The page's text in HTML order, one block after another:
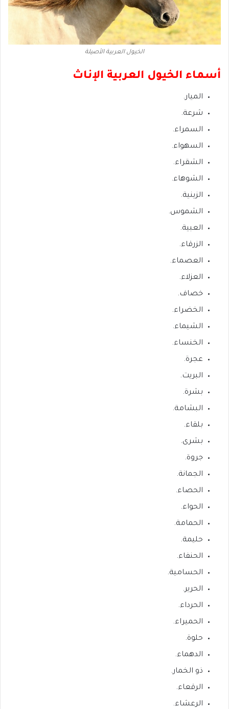
الخيول العربية الأصيلة
أسماء الخيول العربية الإناث
الميار.
شرعة.
السمراء.
السهواء.
الشقراء.
الشوهاء.
الزينية.
الشموس.
العبية.
الزرقاء.
العصماء.
العزلاء.
خصاف.
الخضراء.
الشيماء.
الخنساء.
عجرة.
البريت.
بشرة.
البشامة.
بلقاء.
بشرى.
جروة.
الجمانة.
الحصاء.
الحواء.
الحمامة.
حليمة.
الحنفاء.
الحسامية.
الحرير.
الحرداء.
الحميراء.
حلوة.
الدهماء.
ذو الخمار.
الرقعاء.
الرعشاء.